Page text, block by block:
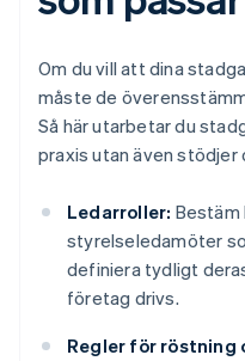
Om du vill att dina
måste de
Så här utarbetar du
praxis utan även stödjer
Ledarroller: Bestäm
styrelseledamöter
definiera tydligt
företag drivs.
Regler för röstning